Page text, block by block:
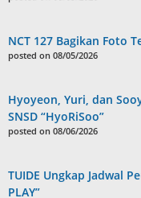
NCT 127 Bagikan Foto
posted on 08/05/2026
Hyoyeon, Yuri, dan
SNSD “HyoRiSoo”
posted on 08/06/2026
TUIDE Ungkap Jadwal
PLAY”